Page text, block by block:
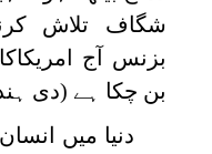
شگاف تلاش
بزنس آج
بن چکا ہے (دی ہند
دنیا میں